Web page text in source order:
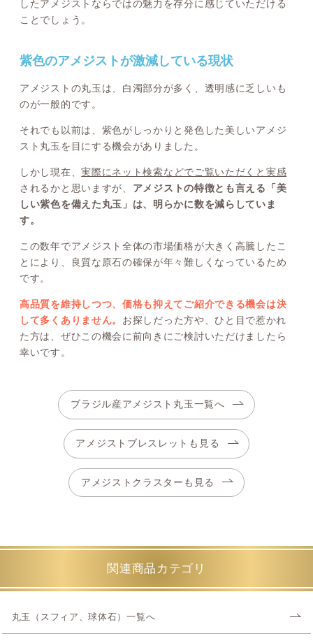
したアメジストならではの魅力を存分に感じていただける
ことでしょう。
紫色のアメジストが激減している現状
アメジストの丸玉は、白濁部分が多く、透明感に乏しいも
のが一般的です。
それでも以前は、紫色がしっかりと発色した美しいアメジ
スト丸玉を目にする機会がありました。
しかし現在、実際にネット検索などでご覧いただくと実感
されるかと思いますが、 アメジストの特徴とも言える「美
しい紫色を備えた丸玉」は、明らかに数を減らしていま
す。
この数年でアメジスト全体の市場価格が大きく高騰したこ
とにより、良質な原石の確保が年々難しくなっているため
です。
高品質を維持しつつ、価格も抑えてご紹介できる機会は決
して多くありません。 お探しだった方や、ひと目で惹かれ
た方は、ぜひこの機会に前向きにご検討いただけましたら
幸いです。
ブラジル産アメジスト丸玉一覧へ
アメジストブレスレットも見る
アメジストクラスターも見る
関連商品カテゴリ
丸玉（スフィア、球体石）一覧へ